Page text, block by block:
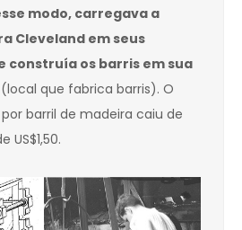
modo, carregava a
Cleveland em seus
construía os barris em sua
(local que fabrica barris). O
barril de madeira caiu de
US$1,50.